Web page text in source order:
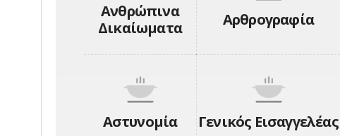
Ανθρώπινα
Δικαίωματα
Αρθρογραφία
Αστυνομία Γενικός Εισαγγελέας